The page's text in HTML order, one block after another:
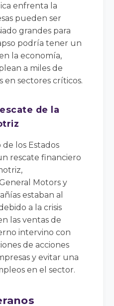
enfrenta la
pueden ser
grandes para
podría tener un
la economía,
a miles de
en sectores críticos.
de la
los Estados
rescate financiero
Motors y
estaban al
a la crisis
las ventas de
intervino con
de acciones
y evitar una
en el sector.